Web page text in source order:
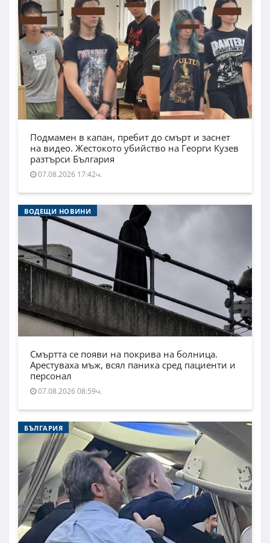
Подмамен в капан, пребит до смърт и заснет
на видео. Жестокото убийство на Георги Кузев
разтърси България
07.08.2026 17:42ч.
ВОДЕЩИ НОВИНИ
Смъртта се появи на покрива на болница.
Арестуваха мъж, всял паника сред пациенти и
персонал
07.08.2026 08:59ч.
БЪЛГАРИЯ